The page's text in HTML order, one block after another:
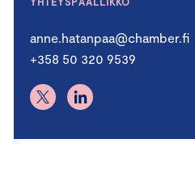
anne.hatanpaa@chamber.fi
+358 50 320 9539